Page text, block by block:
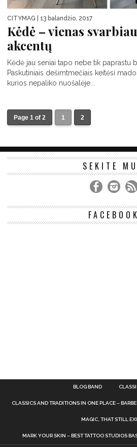
CITYMAG | 13 balandžio, 2017
Kėdė – vienas
akcentų
Kėdė jau seniai tapo nebe tik paprastu
Paskutiniais dešimtmečiais keitėsi
kurios nepaliko nuošalėje...
Page 1 of 2 1 2
SEKITE
FACEBOOK
BLOG BAND
CLASSICS AND TRADITIONS IN ONE PLACE –
MAGIC, THAT STILL
MARK YOUR SKIN – BEST TATTOO STUDIOS